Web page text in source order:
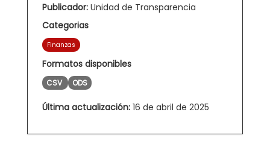
Publicador: Unidad de Transparencia
Categorias
Finanzas
Formatos disponibles
CSV ODS
Última actualización: 16 de abril de 2025